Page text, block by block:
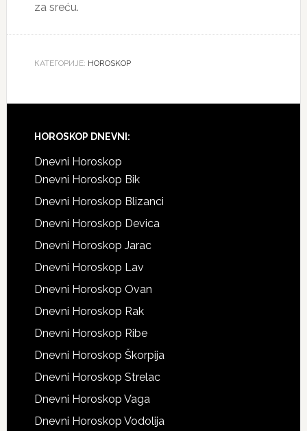
za sreću.
КАТЕГОРИЈЕ: HOROSKOP
Footer
HOROSKOP DNEVNI:
Dnevni Horoskop
Dnevni Horoskop Bik
Dnevni Horoskop Blizanci
Dnevni Horoskop Devica
Dnevni Horoskop Jarac
Dnevni Horoskop Lav
Dnevni Horoskop Ovan
Dnevni Horoskop Rak
Dnevni Horoskop Ribe
Dnevni Horoskop Škorpija
Dnevni Horoskop Strelac
Dnevni Horoskop Vaga
Dnevni Horoskop Vodolija